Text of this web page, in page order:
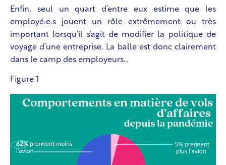
Enfin, seul un quart d’entre eux estime que les
employé.e.s jouent un rôle extrêmement ou très
important lorsqu’il s’agit de modifier la politique de
voyage d’une entreprise. La balle est donc clairement
dans le camp des employeurs…
Figure 1